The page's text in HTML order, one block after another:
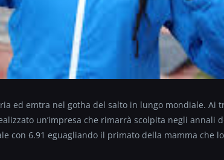
ed emtra nel gotha del salto in lungo mondiale. Ai
un’impresa che rimarrà scolpita negli annali
con 6.91 eguagliando il primato della mamma che